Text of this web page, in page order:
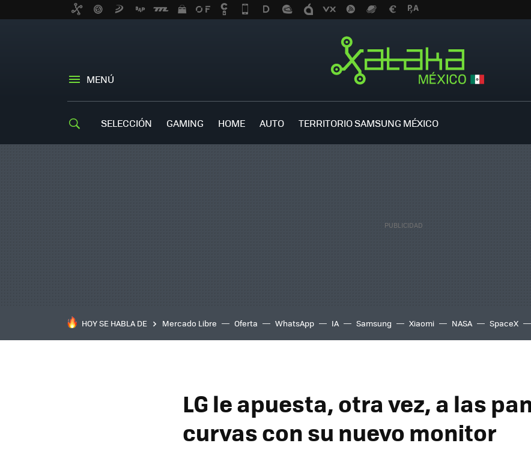
MENÚ
SELECCIÓN GAMING HOME AUTO TERRITORIO SAMSUNG MÉXICO
HOY SE HABLA DE Mercado Libre Oferta WhatsApp IA Samsung Xiaomi NASA SpaceX
LG le apuesta, otra vez, a las
curvas con su nuevo monitor